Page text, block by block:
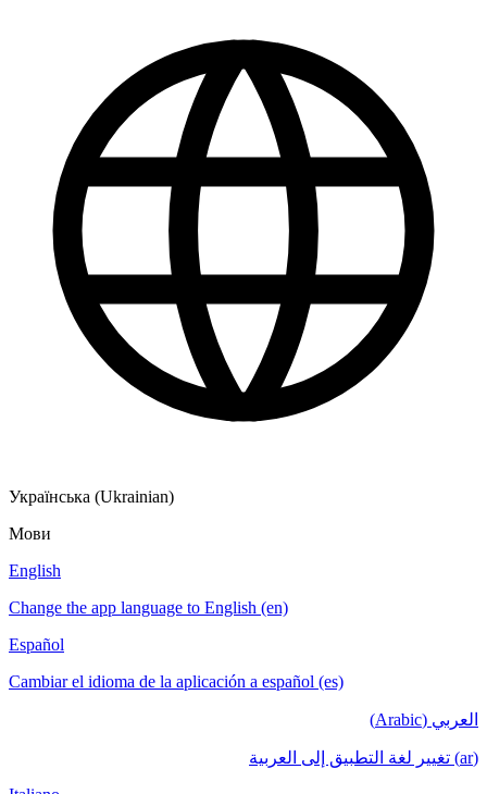
Українська (Ukrainian)
Мови
English
Change the app language to English (en)
Español
Cambiar el idioma de la aplicación a español (es)
العربي (Arabic)
(ar) تغيير لغة التطبيق إلى العربية